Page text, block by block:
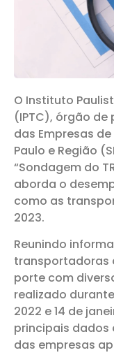
O Instituto
(IPTC), órgão
das Empresas
Paulo e Região
“Sondagem do
aborda o
como as
2023.
Reunindo
transportadoras
porte com
realizado
2022 e 14 de
principais dados
das empresas